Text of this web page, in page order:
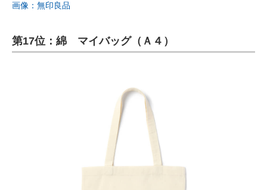
画像：無印良品
第17位：綿 マイバッグ（Ａ４）